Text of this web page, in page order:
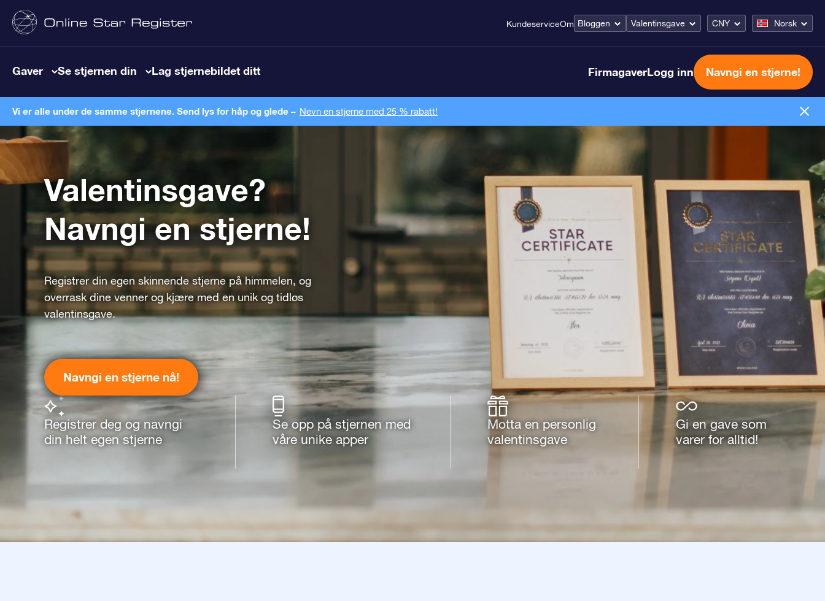
KundeserviceOm Bloggen Valentinsgave CNY Norsk
Gaver Se stjernen din Lag stjernebildet ditt FirmagaverLogg inn Navngi en stjerne!
Vi er alle under de samme stjernene. Send lys for håp og glede – Nevn en stjerne med 25 % rabatt!
Valentinsgave?
Navngi en stjerne!
Registrer din egen skinnende stjerne på himmelen, og
overrask dine venner og kjære med en unik og tidløs
valentinsgave.
Navngi en stjerne nå!
Registrer deg og navngi
din helt egen stjerne
Se opp på stjernen med
våre unike apper
Motta en personlig
valentinsgave
Gi en gave som
varer for alltid!